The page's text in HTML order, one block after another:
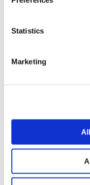
Statistics
Marketing
Isabelle Graeff
René Graetz
Karolina Grywnowicz
Marcia Hafif Galerie
Villa
Barbara Hammer